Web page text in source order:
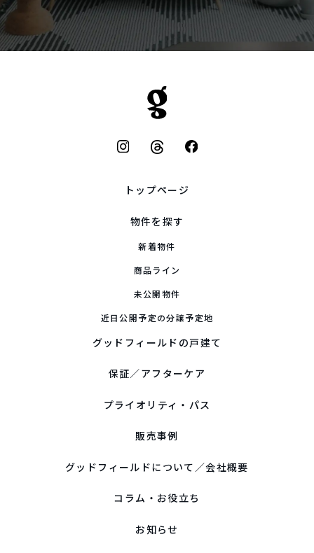
トップページ
物件を探す
新着物件
商品ライン
未公開物件
近日公開予定の分譲予定地
グッドフィールドの戸建て
保証／アフターケア
プライオリティ・パス
販売事例
グッドフィールドについて／会社概要
コラム・お役立ち
お知らせ